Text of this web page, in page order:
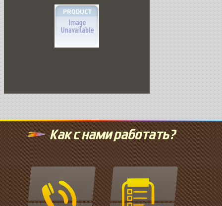
Как с нами работать?